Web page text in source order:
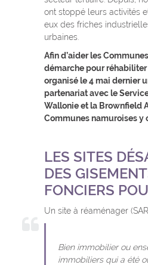
ont stoppé leurs activités
eux des friches
urbaines.
Afin d’aider les
démarche pour réhabiliter
organisé le 4 mai dernier
partenariat avec le
Wallonie et la Brownfield
Communes namuroises y
LES SITES
DES
FONCIERS
Un site à réaménager
Bien immobilier ou
immobiliers qui a été